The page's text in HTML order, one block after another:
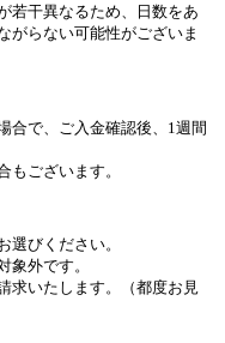
若干異なるため、日数をあ
がらない可能性がございま
合で、ご入金確認後、1週間
ございます。
選びください。
外です。
求いたします。（都度お見